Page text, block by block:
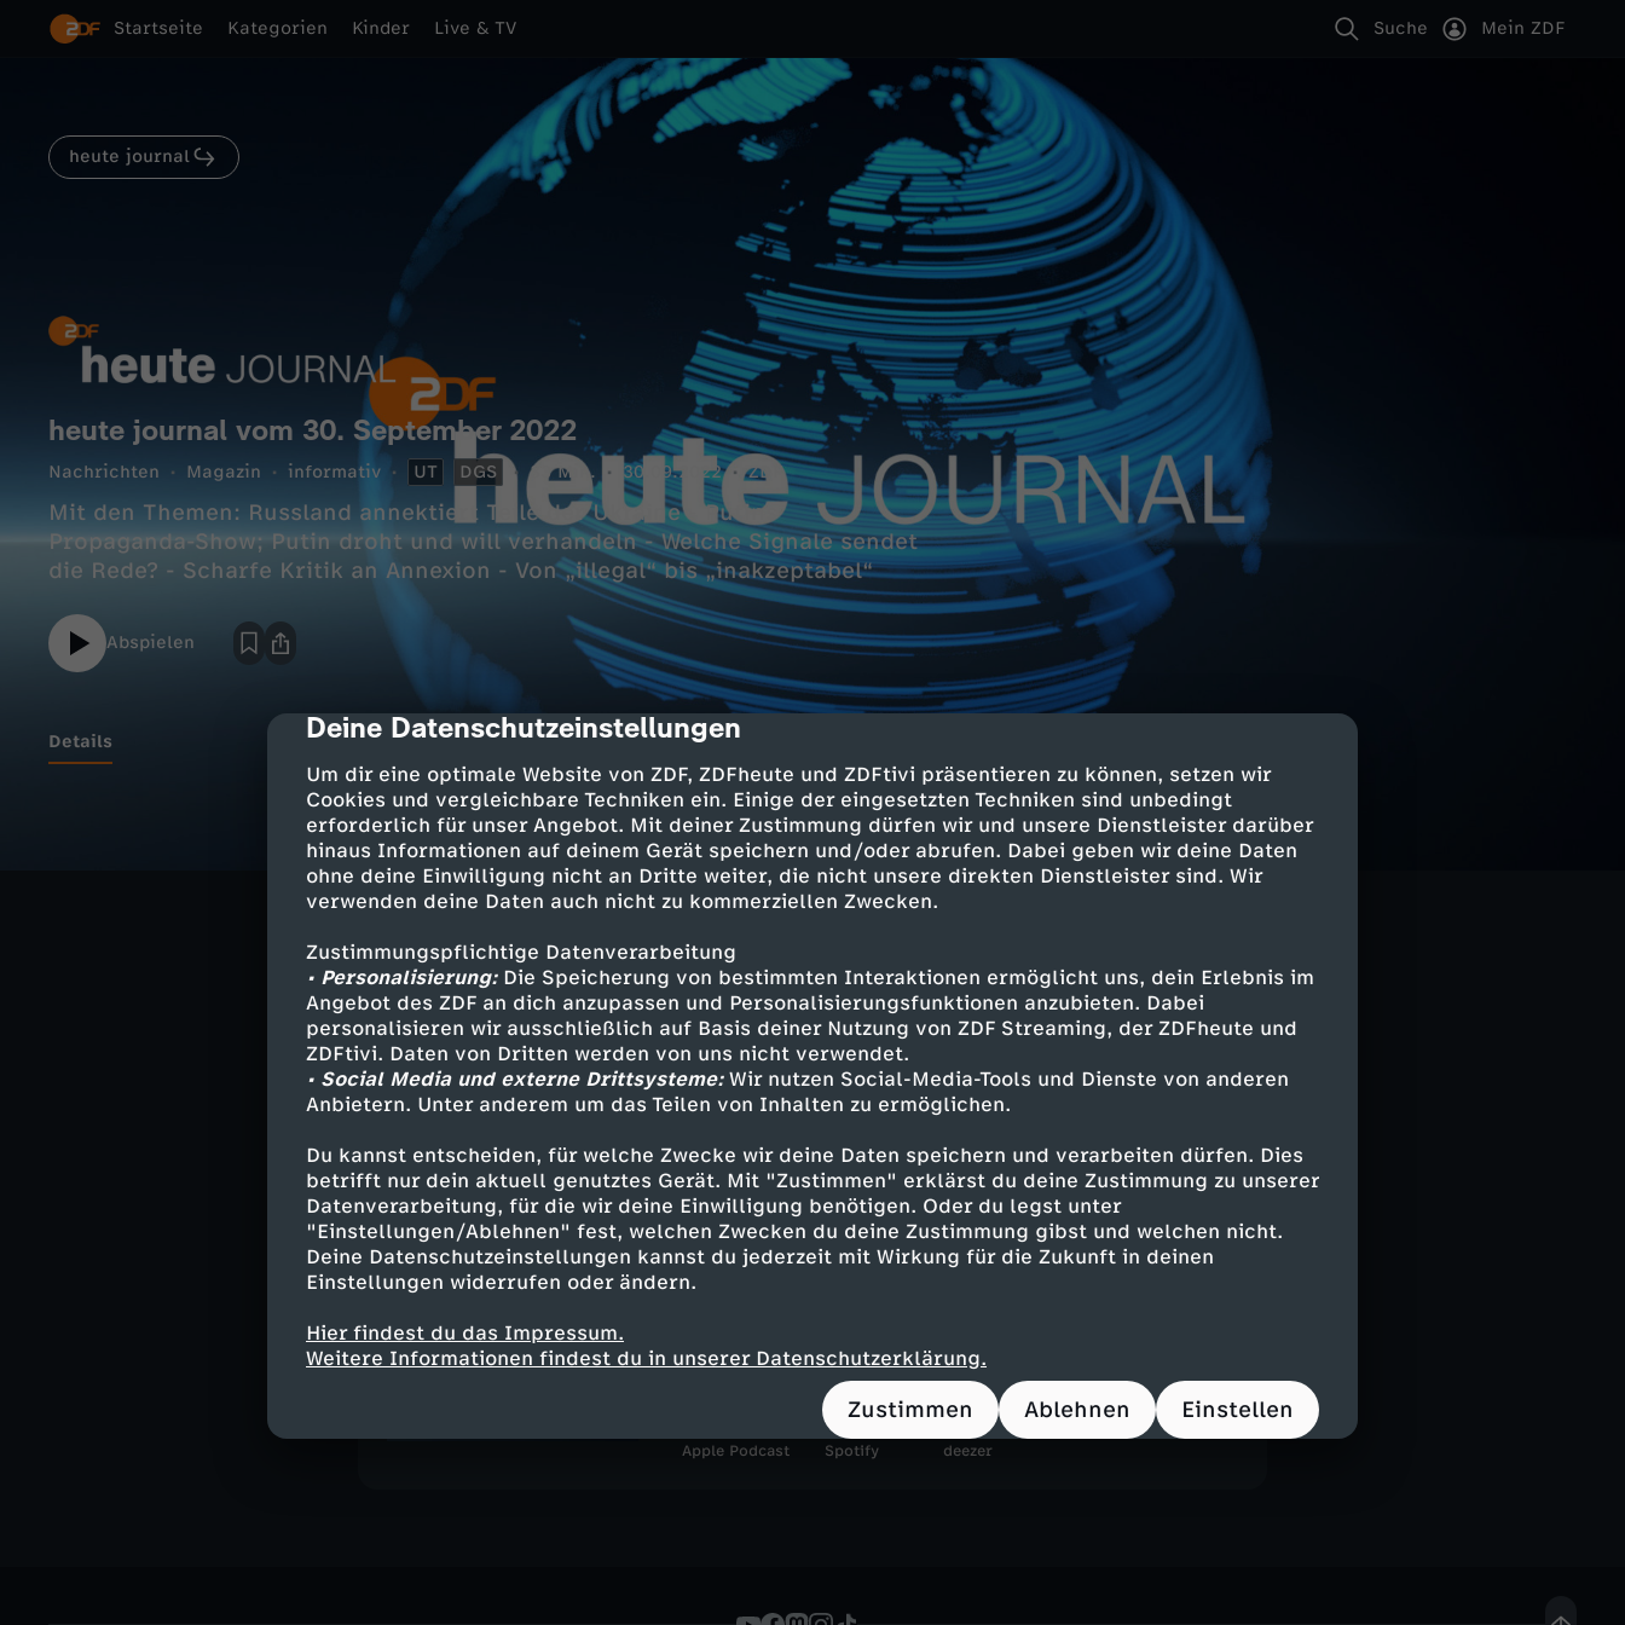
cmp-dialog-description
Deine Datenschutzeinstellungen
Um dir eine optimale Website von ZDF, ZDFheute und ZDFtivi präsentieren zu können, setzen wir
Cookies und vergleichbare Techniken ein. Einige der eingesetzten Techniken sind unbedingt
erforderlich für unser Angebot. Mit deiner Zustimmung dürfen wir und unsere Dienstleister darüber
hinaus Informationen auf deinem Gerät speichern und/oder abrufen. Dabei geben wir deine Daten
ohne deine Einwilligung nicht an Dritte weiter, die nicht unsere direkten Dienstleister sind. Wir
verwenden deine Daten auch nicht zu kommerziellen Zwecken.
Zustimmungspflichtige Datenverarbeitung
• Personalisierung:Die Speicherung von bestimmten Interaktionen ermöglicht uns, dein Erlebnis im
Angebot des ZDF an dich anzupassen und Personalisierungsfunktionen anzubieten. Dabei
personalisieren wir ausschließlich auf Basis deiner Nutzung von ZDF Streaming, der ZDFheute und
ZDFtivi. Daten von Dritten werden von uns nicht verwendet.
• Social Media und externe Drittsysteme:Wir nutzen Social-Media-Tools und Dienste von anderen
Anbietern. Unter anderem um das Teilen von Inhalten zu ermöglichen.
Du kannst entscheiden, für welche Zwecke wir deine Daten speichern und verarbeiten dürfen. Dies
betrifft nur dein aktuell genutztes Gerät. Mit "Zustimmen" erklärst du deine Zustimmung zu unserer
Datenverarbeitung, für die wir deine Einwilligung benötigen. Oder du legst unter
"Einstellungen/Ablehnen" fest, welchen Zwecken du deine Zustimmung gibst und welchen nicht.
Deine Datenschutzeinstellungen kannst du jederzeit mit Wirkung für die Zukunft in deinen
Einstellungen widerrufen oder ändern.
Hier findest du das Impressum.
Weitere Informationen findest du in unserer Datenschutzerklärung.
Zustimmen Ablehnen Einstellen
Startseite Kategorien Kinder Live & TV Suche Mein ZDF
heute journal
heute journal vom 30. September 2022
Nachrichten Magazin informativ UT DGS 33 Min. 30.09.2022 ZDF
Mit den Themen: Russland annektiert Teile der Ukraine - Putins
Propaganda-Show; Putin droht und will verhandeln - Welche Signale sendet
Abspielen
Details
Informativ, hintergründig, analytisch: die Nachrichten des Tages aus
Deutschland und der Welt. Mit Berichten, Reportagen und Interviews aus
Politik, Gesellschaft und Kultur.
Ähnliche Inhalte entdecken
Nachrichten Magazin informativ
Untertitel
Deutsche Gebärdensprache
heute journal
heute journal - der Podcast
Was steckt hinter den großen Schlagzeilen?
Gemeinsam mit Marietta Slomka, Christian
jeder Folge auf ein wichtiges Thema der Woche.
Apple Podcast Spotify deezer